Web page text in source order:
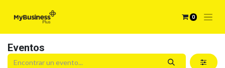
0
Eventos